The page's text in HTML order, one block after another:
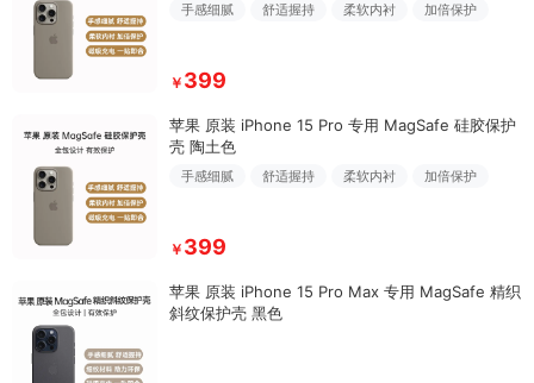
手感细腻 舒适握持 柔软内衬 加倍保护
￥ 399
苹果 原装 iPhone 15 Pro 专用 MagSafe 硅胶保护
壳 陶土色
手感细腻 舒适握持 柔软内衬 加倍保护
￥ 399
苹果 原装 iPhone 15 Pro Max 专用 MagSafe 精织
斜纹保护壳 黑色